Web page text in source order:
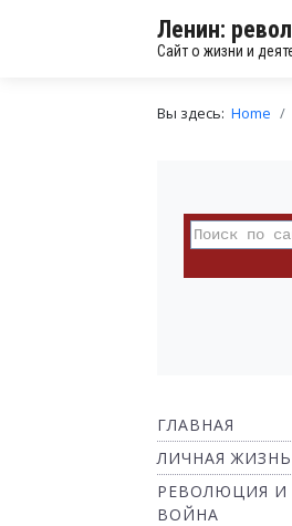
Ленин:
Сайт о жизни и
Вы здесь: Home
ГЛАВНАЯ
ЛИЧНАЯ ЖИЗНЬ
РЕВОЛЮЦИЯ И
ВОЙНА